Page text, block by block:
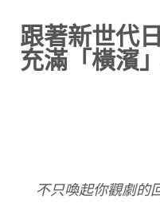
跟著新世代
充滿「橫濱
不只喚起你觀劇的